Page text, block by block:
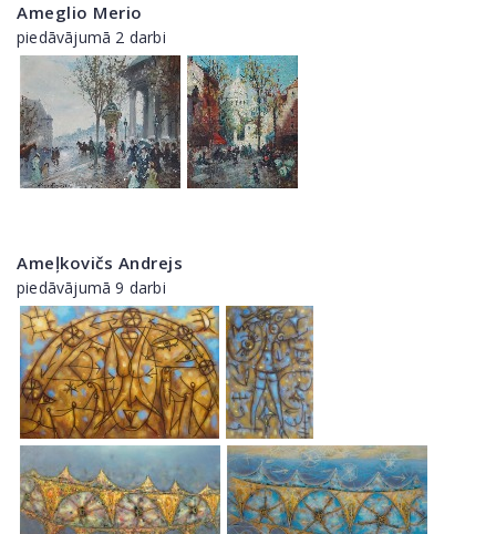
Ameglio Merio
piedāvājumā 2 darbi
Ameļkovičs Andrejs
piedāvājumā 9 darbi